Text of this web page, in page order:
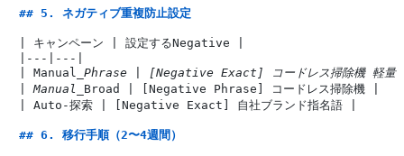
## 5. ネガティブ重複防止設定
| キャンペーン | 設定するNegative |
|---|---|
| Manual
_Phrase | [Negative Exact] コードレス掃除機 軽
| Manual_ Broad | [Negative Phrase] コードレス掃除機 |
| Auto-探索 | [Negative Exact] 自社ブランド指名語 |
## 6. 移行手順（2〜4週間）